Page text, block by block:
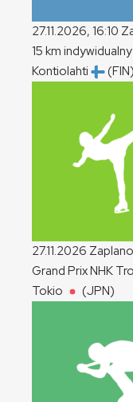
27.11.2026, 16:10
15 km indywidualny
Kontiolahti
(FIN)
27.11.2026
Grand Prix NHK
Tokio
(JPN)